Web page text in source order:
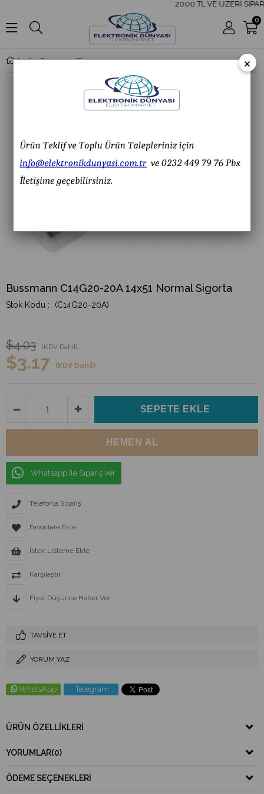
2000 TL VE ÜZERİ
0
Bussmann C14G20-20A 14x51 Normal Sigorta
Bussmann C14G20-20A 14x51 Normal Sigorta
(C14G20-20A)
$4.03 (KDV Dahil)
$3.17 (KDV Dahil)
Whatsapp İle Sipariş ver
Telefonla Sipariş
Favorilere Ekle
İstek Listeme Ekle
Karşılaştır
Fiyat Düşünce Haber Ver
TAVSIYE ET
YORUM YAZ
WhatsApp Telegram
ÜRÜN ÖZELLIKLERI
YORUMLAR(0)
ÖDEME SEÇENEKLERI
×